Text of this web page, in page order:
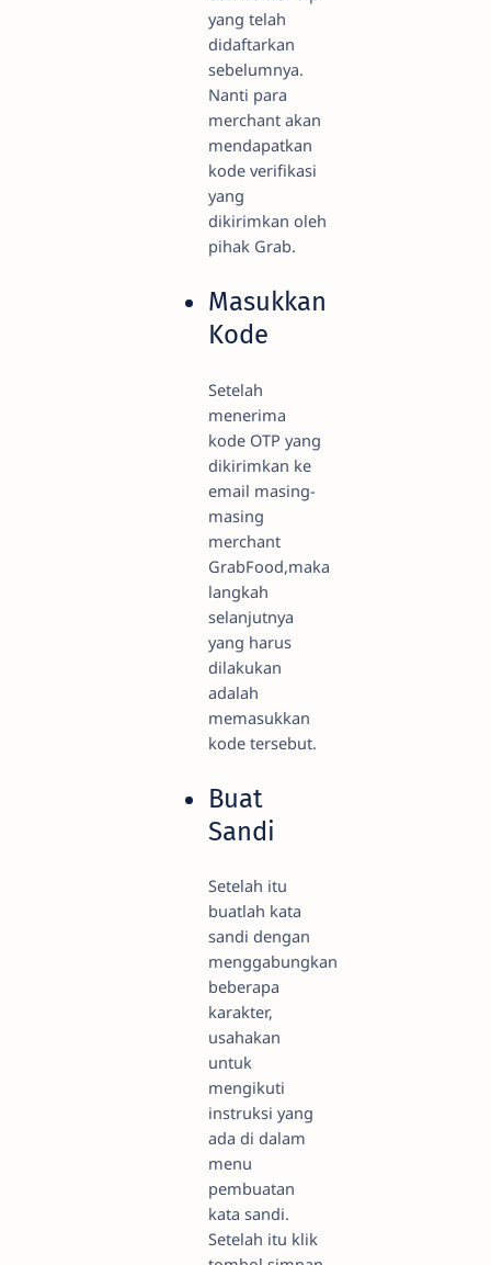
yang telah
didaftarkan
sebelumnya.
Nanti para
merchant akan
mendapatkan
kode verifikasi
yang
dikirimkan oleh
pihak Grab.
Masukkan
Kode
Setelah
menerima
kode OTP yang
dikirimkan ke
email masing-
masing
merchant
GrabFood,maka
langkah
selanjutnya
yang harus
dilakukan
adalah
memasukkan
kode tersebut.
Buat
Sandi
Setelah itu
buatlah kata
sandi dengan
menggabungkan
beberapa
karakter,
usahakan
untuk
mengikuti
instruksi yang
ada di dalam
menu
pembuatan
kata sandi.
Setelah itu klik